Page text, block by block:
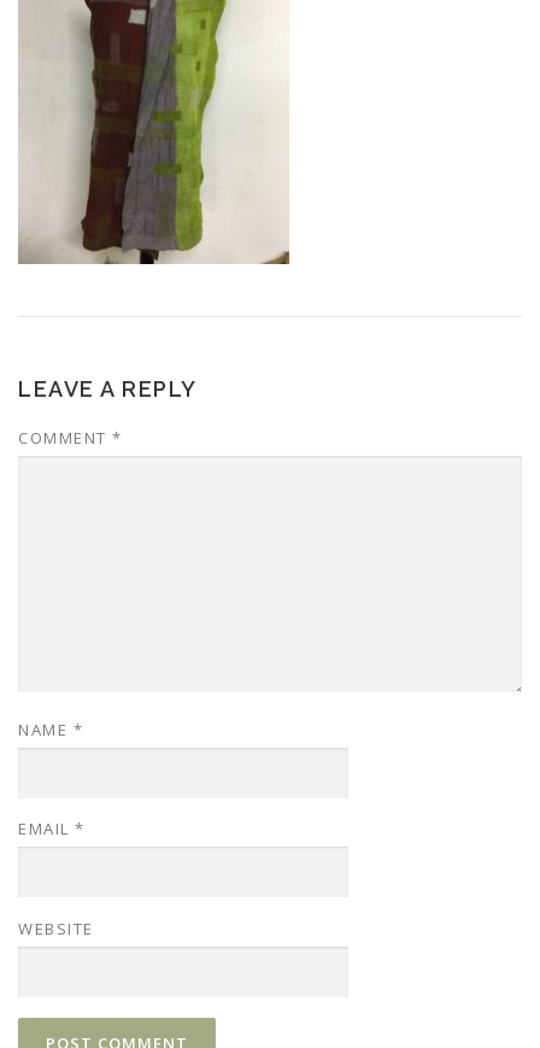
LEAVE A REPLY
COMMENT *
NAME *
EMAIL *
WEBSITE